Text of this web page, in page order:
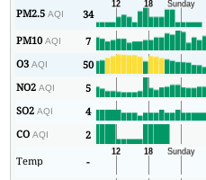
PM2.5AQI 34
PM10AQI 7
O3AQI 50
NO2AQI 5
SO2AQI 4
COAQI 2
Temp
-